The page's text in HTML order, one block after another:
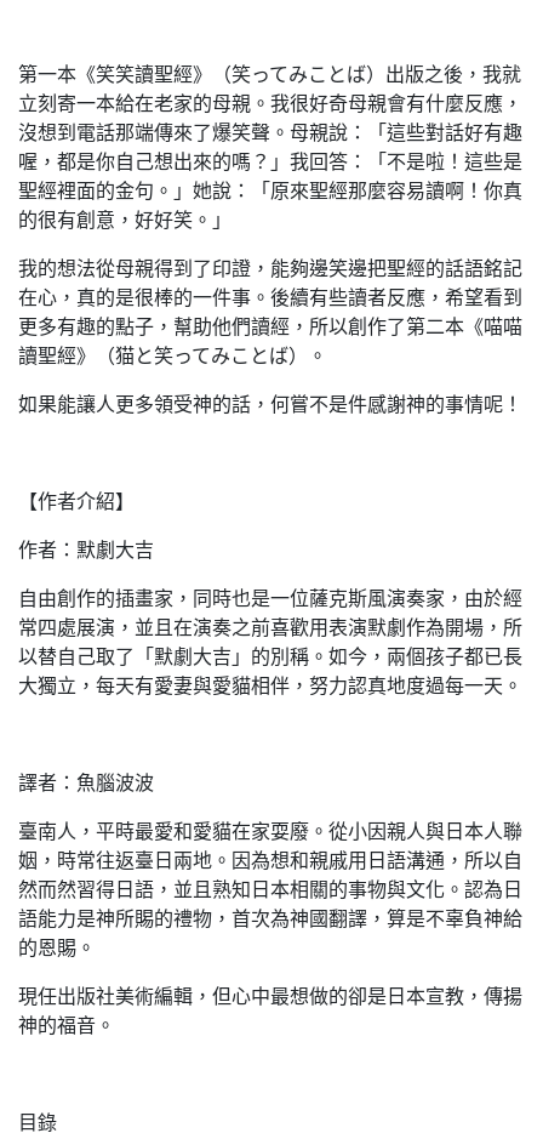
第一本《笑笑讀聖經》（笑ってみことば）出版之後，我就
立刻寄一本給在老家的母親。我很好奇母親會有什麼反應，
沒想到電話那端傳來了爆笑聲。母親說：「這些對話好有趣
喔，都是你自己想出來的嗎？」我回答：「不是啦！這些是
聖經裡面的金句。」她說：「原來聖經那麼容易讀啊！你真
的很有創意，好好笑。」
我的想法從母親得到了印證，能夠邊笑邊把聖經的話語銘記
在心，真的是很棒的一件事。後續有些讀者反應，希望看到
更多有趣的點子，幫助他們讀經，所以創作了第二本《喵喵
讀聖經》（猫と笑ってみことば）。
如果能讓人更多領受神的話，何嘗不是件感謝神的事情呢！
【作者介紹】
作者：默劇大吉
自由創作的插畫家，同時也是一位薩克斯風演奏家，由於經
常四處展演，並且在演奏之前喜歡用表演默劇作為開場，所
以替自己取了「默劇大吉」的別稱。如今，兩個孩子都已長
大獨立，每天有愛妻與愛貓相伴，努力認真地度過每一天。
譯者：魚腦波波
臺南人，平時最愛和愛貓在家耍廢。從小因親人與日本人聯
姻，時常往返臺日兩地。因為想和親戚用日語溝通，所以自
然而然習得日語，並且熟知日本相關的事物與文化。認為日
語能力是神所賜的禮物，首次為神國翻譯，算是不辜負神給
的恩賜。
現任出版社美術編輯，但心中最想做的卻是日本宣教，傳揚
神的福音。
目錄